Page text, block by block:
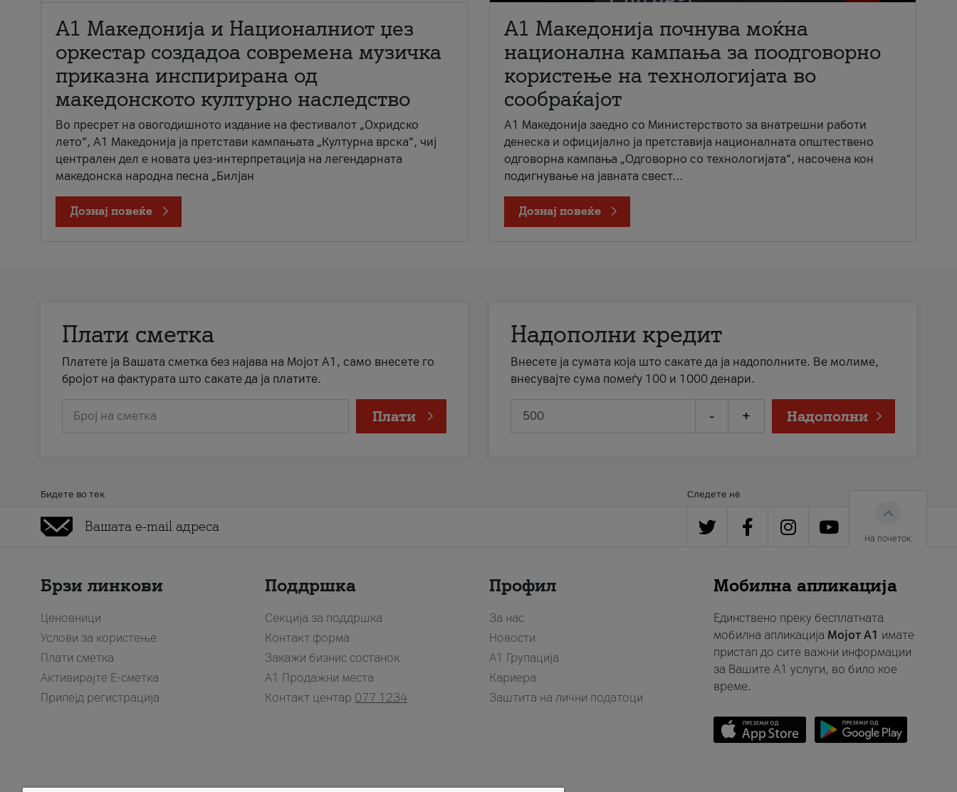
А1 Македонија и Националниот џез
оркестар создадоа современа музичка
приказна инспирирана од
македонското културно наследство
Во пресрет на овогодишното издание на фестивалот „Охридско
лето“, А1 Македонија ја претстави кампањата „Културна врска“, чиј
централен дел е новата џез-интерпретација на легендарната
македонска народна песна „Билјан
Дознај повеќе
A1 Македонија почнува моќна
национална кампања за поодговорно
користење на технологијата во
сообраќајот
A1 Македонија заедно со Министерството за внатрешни работи
денеска и официјално ја претставија националната општествено
одговорна кампања „Одговорно со технологијата“, насочена кон
подигнување на јавната свест...
Дознај повеќе
Плати сметка
Платете ја Вашата сметка без најава на Мојот А1, само внесете го
бројот на фактурата што сакате да ја платите.
Број на сметка Плати
Надополни кредит
Внесете ја сумата која што сакате да ја надополните. Ве молиме,
внесувајте сума помеѓу 100 и 1000 денари.
- + Надополни
Бидете во тек Следете нè
На почеток
Брзи линкови
Ценовници
Услови за користење
Плати сметка
Активирајте Е-сметка
Припејд регистрација
Поддршка
Секција за поддршка
Контакт форма
Закажи бизнис состанок
A1 Продажни места
Контакт центар 077 1234
Профил
За нас
Новости
А1 Групација
Кариера
Заштита на лични податоци
Мобилна апликација
Единствено преку бесплатната
мобилна апликација Мојот A1 имате
пристап до сите важни информации
за Вашите A1 услуги, во било кое
време.